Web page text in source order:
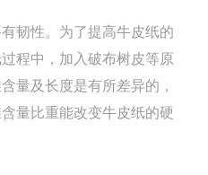
韧性。为了提高牛皮纸的
程中，加入破布树皮等原
量及长度是有所差异的，
量比重能改变牛皮纸的硬
定制常见破损问
定制常见破损问题 提前规
常见的破损问题的是运输